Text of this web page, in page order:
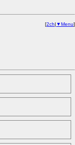
[2ch| ▼Menu]